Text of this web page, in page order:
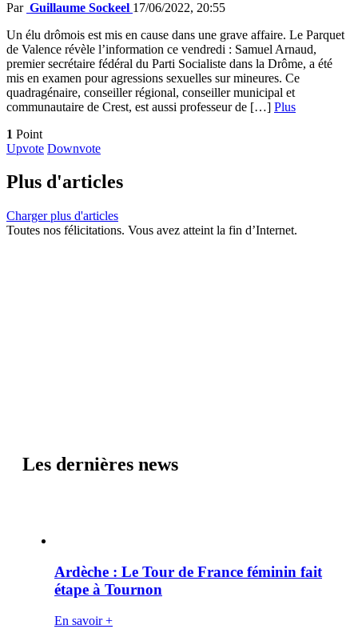
Par Guillaume Sockeel 17/06/2022, 20:55
Un élu drômois est mis en cause dans une grave affaire. Le Parquet
de Valence révèle l’information ce vendredi : Samuel Arnaud,
premier secrétaire fédéral du Parti Socialiste dans la Drôme, a été
mis en examen pour agressions sexuelles sur mineures. Ce
quadragénaire, conseiller régional, conseiller municipal et
communautaire de Crest, est aussi professeur de […] Plus
1 Point
Upvote Downvote
Plus d'articles
Charger plus d'articles
Toutes nos félicitations. Vous avez atteint la fin d’Internet.
Les dernières news
Ardèche : Le Tour de France féminin fait
étape à Tournon
En savoir +